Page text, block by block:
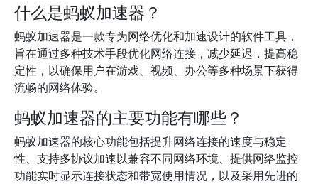
什么是蚂蚁加速器？
蚂蚁加速器是一款专为网络优化和加速设计的软件工具，
旨在通过多种技术手段优化网络连接，减少延迟，提高稳
定性，以确保用户在游戏、视频、办公等多种场景下获得
流畅的网络体验。
蚂蚁加速器的主要功能有哪些？
蚂蚁加速器的核心功能包括提升网络连接的速度与稳定
性、支持多协议加速以兼容不同网络环境、提供网络监控
功能实时显示连接状态和带宽使用情况，以及采用先进的